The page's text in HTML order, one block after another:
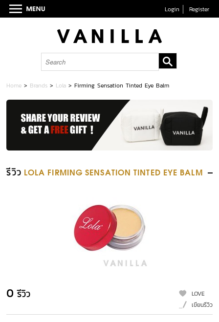
Login Register
Home > Brands > Lola >Firming Sensation Tinted Eye Balm
รีวิว LOLA FIRMING SENSATION TINTED EYE BALM
0 รีวิว
LOVE
เขียนรีวิว